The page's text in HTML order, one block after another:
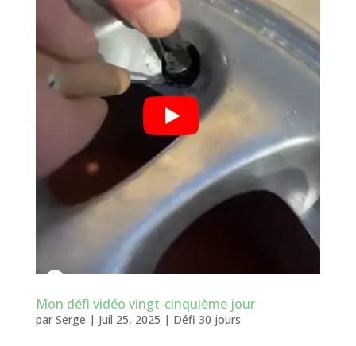
Mon défi vidéo vingt-cinquième jour
par Serge | Juil 25, 2025 | Défi 30 jours